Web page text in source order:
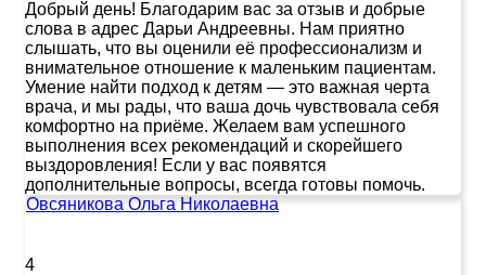
Добрый день! Благодарим вас за отзыв и добрые
слова в адрес Дарьи Андреевны. Нам приятно
слышать, что вы оценили её профессионализм и
внимательное отношение к маленьким пациентам.
Умение найти подход к детям — это важная черта
врача, и мы рады, что ваша дочь чувствовала себя
комфортно на приёме. Желаем вам успешного
выполнения всех рекомендаций и скорейшего
выздоровления! Если у вас появятся
дополнительные вопросы, всегда готовы помочь.
Овсяникова Ольга Николаевна
4